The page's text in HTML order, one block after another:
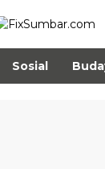
Sosial